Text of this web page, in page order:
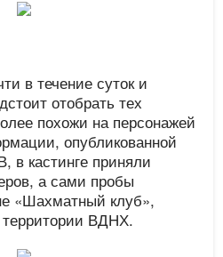
в течение суток и
отобрать тех
похожи на персонажей
опубликованной
в кастинге приняли
а сами пробы
«Шахматный клуб»,
территории ВДНХ.